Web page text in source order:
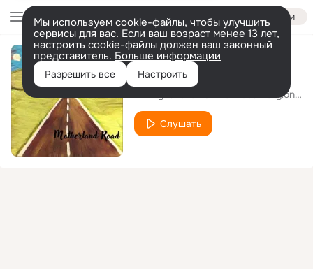
Войти
Мы используем cookie-файлы, чтобы улучшить
сервисы для вас. Если ваш возраст менее 13 лет,
настроить cookie-файлы должен ваш законный
представитель. Больше информации
Разрешить все Настроить
Motherland Road
Dmitry Ishekov & The Blues Religion
Слушать